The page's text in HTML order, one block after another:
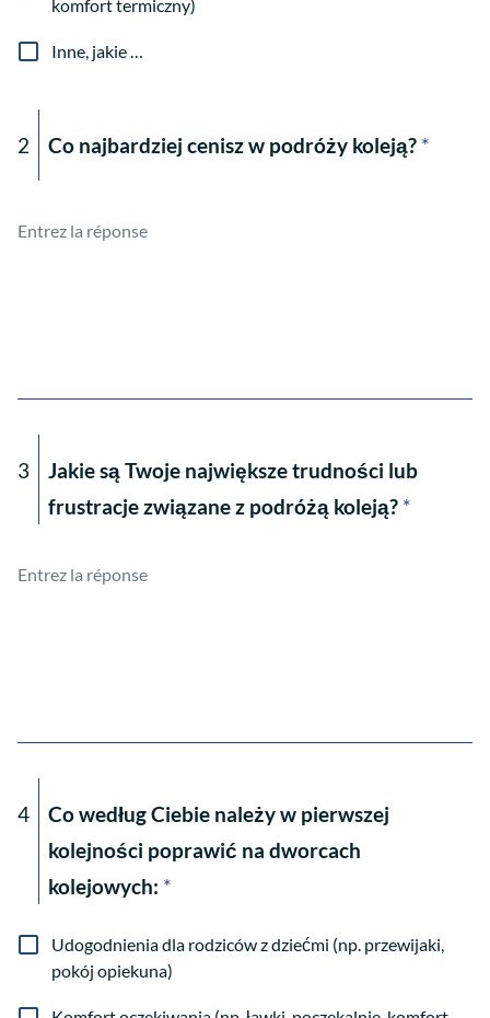
komfort termiczny)
Inne, jakie …
2 Co najbardziej cenisz w podróży koleją? *
3
Jakie są Twoje największe trudności lub
frustracje związane z podróżą koleją? *
4
Co według Ciebie należy w pierwszej
kolejności poprawić na dworcach
kolejowych: *
Udogodnienia dla rodziców z dziećmi (np. przewijaki,
pokój opiekuna)